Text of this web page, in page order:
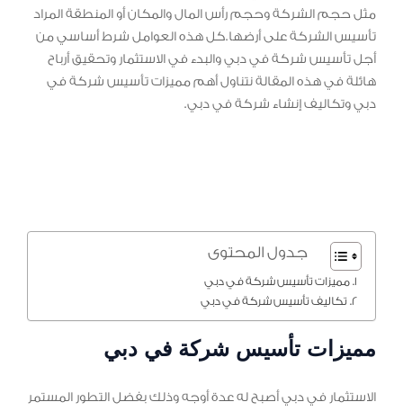
مثل حجم الشركة وحجم رأس المال والمكان أو المنطقة المراد
تأسيس الشركة على أرضها.كل هذه العوامل شرط أساسي من
أجل تأسيس شركة في دبي والبدء في الاستثمار وتحقيق أرباح
هائلة في هذه المقالة نتناول أهم مميزات تأسيس شركة في
دبي وتكاليف إنشاء شركة في دبي.
جدول المحتوى
مميزات تأسيس شركة في دبي
تكاليف تأسيس شركة في دبي
مميزات تأسيس شركة في دبي
الاستثمار في دبي أصبح له عدة أوجه وذلك بفضل التطور المستمر